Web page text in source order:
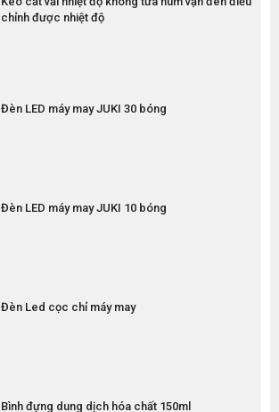
chỉnh được nhiệt độ
Đèn LED máy may JUKI 30 bóng
Đèn LED máy may JUKI 10 bóng
Đèn Led cọc chỉ máy may
Bình đựng dung dịch hóa chất 150ml